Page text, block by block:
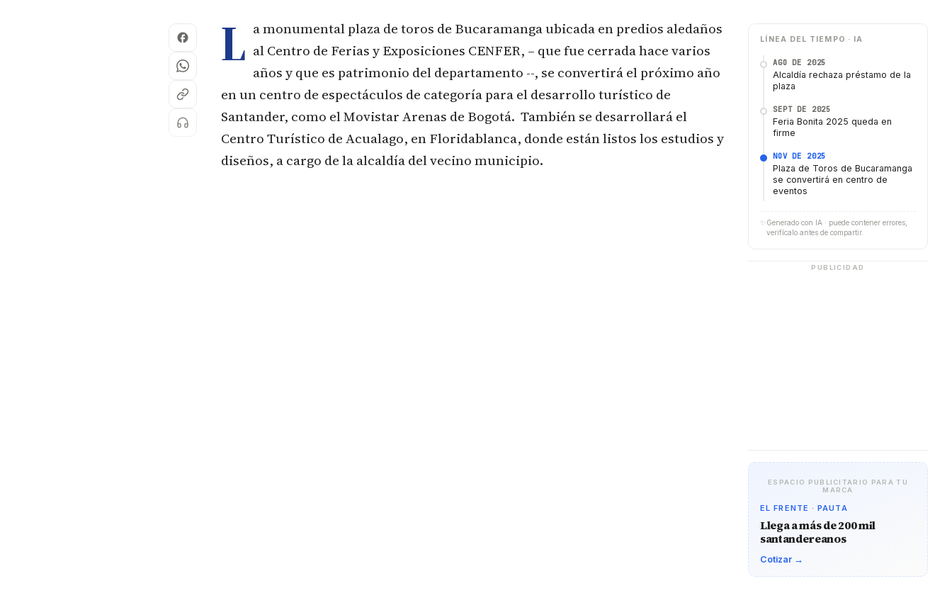
L a monumental plaza de toros de Bucaramanga ubicada en predios aledaños
al Centro de Ferias y Exposiciones CENFER, – que fue cerrada hace varios
años y que es patrimonio del departamento --, se convertirá el próximo año
en un centro de espectáculos de categoría para el desarrollo turístico de
Santander, como el Movistar Arenas de Bogotá. También se desarrollará el
Centro Turístico de Acualago, en Floridablanca, donde están listos los estudios y
diseños, a cargo de la alcaldía del vecino municipio.
LÍNEA DEL TIEMPO · IA
AGO DE 2025
Alcaldía rechaza préstamo de la
plaza
SEPT DE 2025
Feria Bonita 2025 queda en
firme
NOV DE 2025
Plaza de Toros de Bucaramanga
se convertirá en centro de
eventos
✨ Generado con IA · puede contener errores,
verifícalo antes de compartir.
PUBLICIDAD
ESPACIO PUBLICITARIO PARA TU
MARCA
EL FRENTE · PAUTA
Llega a más de 200 mil
santandereanos
Cotizar →